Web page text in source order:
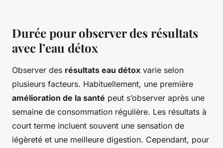
Durée pour observer des résultats
avec l’eau détox
Observer des résultats eau détox varie selon
plusieurs facteurs. Habituellement, une première
amélioration de la santé peut s’observer après une
semaine de consommation régulière. Les résultats à
court terme incluent souvent une sensation de
légèreté et une meilleure digestion. Cependant, pour